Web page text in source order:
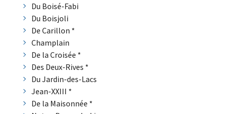
Du Boisé-Fabi
Du Boisjoli
De Carillon *
Champlain
De la Croisée *
Des Deux-Rives *
Du Jardin-des-Lacs
Jean-XXIII *
De la Maisonnée *